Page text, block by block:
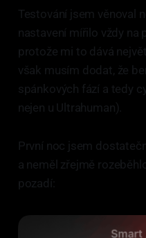
Testování jsem věnoval
nastavení mířilo vždy na
protože mi to dává
však musím dodat, že
spánkových fází a tedy
nejen u Ultrahuman).
První noc jsem
a neměl zřejmě
pozadí: